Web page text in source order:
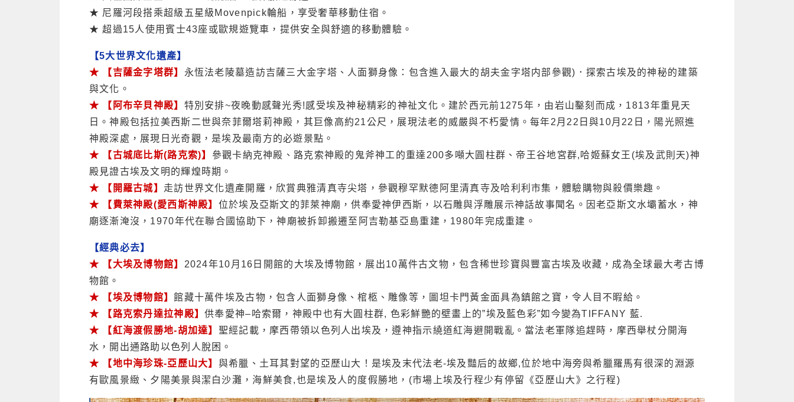
★ 尼羅河段搭乘超級五星級Movenpick輪船，享受奢華移動住宿。
★ 超過15人使用賓士43座或歐規遊覽車，提供安全與舒適的移動體驗。
【5大世界文化遺產】
★ 【吉薩金字塔群】 永恆法老陵墓造訪吉薩三大金字塔、人面獅身像：包含進入最大的胡夫金字塔内部參觀)．探索古埃及的神秘的建築
與文化。
★ 【阿布辛貝神殿】 特別安排~夜晚動感聲光秀!感受埃及神秘精彩的神祉文化。建於西元前1275年，由岩山鑿刻而成，1813年重見天
日。神殿包括拉美西斯二世與奈菲爾塔莉神殿，其巨像高約21公尺，展現法老的威嚴與不朽愛情。每年2月22日與10月22日，陽光照進
神殿深處，展現日光奇觀，是埃及最南方的必遊景點。
★ 【古城底比斯(路克索)】 參觀卡納克神殿、路克索神殿的鬼斧神工的重達200多噸大圓柱群、帝王谷地宮群,哈姬蘇女王(埃及武則天)神
殿見證古埃及文明的輝煌時期。
★ 【開羅古城】 走訪世界文化遺產開羅，欣賞典雅清真寺尖塔，參觀穆罕默德阿里清真寺及哈利利市集，體驗購物與殺價樂趣。
★ 【費萊神殿(愛西斯神殿】 位於埃及亞斯文的菲萊神廟，供奉愛神伊西斯，以石雕與浮雕展示神話故事聞名。因老亞斯文水壩蓄水，神
廟逐漸淹沒，1970年代在聯合國協助下，神廟被拆卸搬遷至阿吉勒基亞島重建，1980年完成重建。
【經典必去】
★ 【大埃及博物館】 2024年10月16日開館的大埃及博物館，展出10萬件古文物，包含稀世珍寶與豐富古埃及收藏，成為全球最大考古博
物館。
★ 【埃及博物館】館藏十萬件埃及古物，包含人面獅身像、棺柩、雕像等，圖坦卡門黃金面具為鎮館之寶，令人目不暇給。
★ 【路克索丹達拉神殿】供奉愛神–哈索爾，神殿中也有大圓柱群, 色彩鮮艷的壁畫上的”埃及藍色彩”如今變為TIFFANY 藍.
★ 【紅海渡假勝地-胡加達】 聖經記載，摩西帶領以色列人出埃及，遵神指示繞道紅海避開戰亂。當法老軍隊追趕時，摩西舉杖分開海
水，開出通路助以色列人脫困。
★ 【地中海珍珠-亞歷山大】 與希臘、土耳其對望的亞歷山大！是埃及末代法老-埃及豔后的故鄉,位於地中海旁與希臘羅馬有很深的淵源
有歐風景緻、夕陽美景與潔白沙灘，海鮮美食,也是埃及人的度假勝地，(市場上埃及行程少有停留《亞歷山大》之行程)